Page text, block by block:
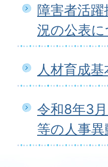
障害者活
況の公表
人材育成
令和8年3
等の人事